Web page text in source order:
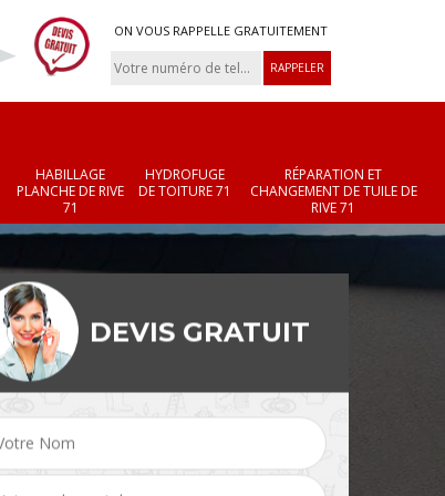
ON VOUS RAPPELLE GRATUITEMENT
HABILLAGE
PLANCHE DE RIVE
71
HYDROFUGE
DE TOITURE 71
RÉPARATION ET
CHANGEMENT DE TUILE DE
RIVE 71
Changement de velux
71
Réparation et
changement de
et faîtage 71
DEVIS GRATUIT